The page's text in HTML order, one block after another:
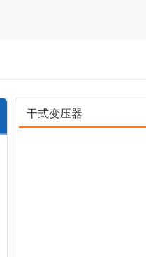
干式变压器